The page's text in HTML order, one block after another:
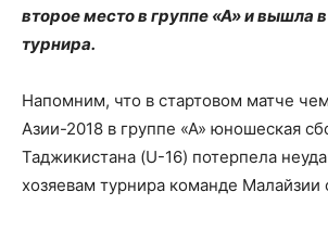
второе место в группе «А» и вышла
турнира.
Напомним, что в стартовом матче
Азии-2018 в группе «А» юношеская
Таджикистана (U-16) потерпела
хозяевам турнира команде Малайзии